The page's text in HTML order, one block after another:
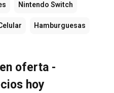
Nintendo Switch
Hamburguesas
oferta -
hoy